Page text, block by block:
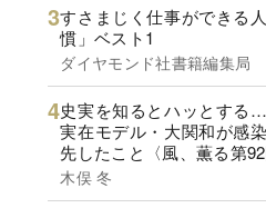
すさまじく仕事ができる
慣」ベスト1
ダイヤモンド社書籍編集局
史実を知るとハッとする…
実在モデル・大関和が感
先したこと〈風、薫る第92
木俣 冬